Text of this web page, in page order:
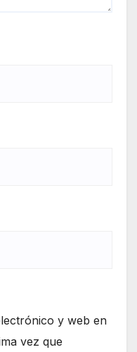
y web en
vez que